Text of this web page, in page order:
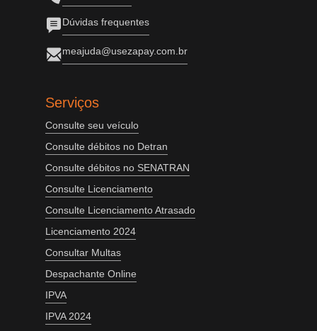
Dúvidas frequentes
meajuda@usezapay.com.br
Serviços
Consulte seu veículo
Consulte débitos no Detran
Consulte débitos no SENATRAN
Consulte Licenciamento
Consulte Licenciamento Atrasado
Licenciamento 2024
Consultar Multas
Despachante Online
IPVA
IPVA 2024